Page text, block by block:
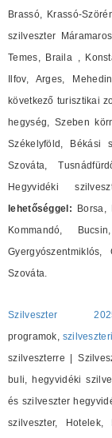
Brassó, Krassó-
szilveszter
Temes, Braila ,
Ilfov, Arges,
következő turisztikai
hegység, Szeben
Székelyföld, Békási
Szováta,
Hegyvidéki
lehetőséggel: Borsa,
Kommandó,
Gyergyószentmiklós,
Szováta.
Szilveszter
programok,
szilveszterre |
buli, hegyvidéki
és szilveszter
szilveszter,